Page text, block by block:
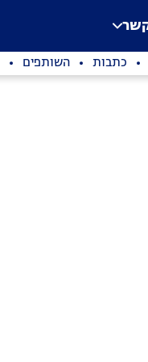
כתבות השותפים